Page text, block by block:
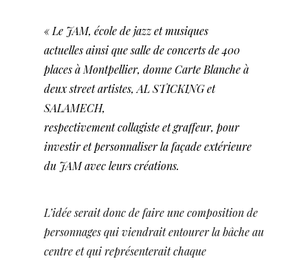
« Le JAM, école de jazz et musiques
actuelles ainsi que salle de concerts de 400
places à Montpellier, donne Carte Blanche à
deux street artistes, AL STICKINGet
SALAMECH,
respectivement collagiste et graffeur, pour
investir et personnaliser la façade extérieure
du JAM avec leurs créations.
L’idée serait donc de faire une composition de
personnages qui viendrait entourer la bâche au
centre et qui représenterait chaque